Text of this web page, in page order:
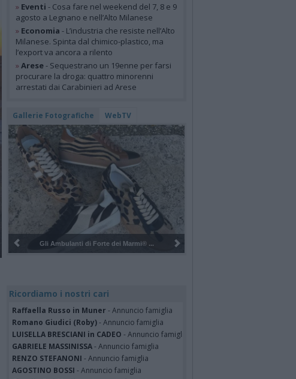
» Eventi - Cosa fare nel weekend del 7, 8 e 9
agosto a Legnano e nell’Alto Milanese
» Economia - L’industria che resiste nell’Alto
Milanese. Spinta dal chimico-plastico, ma
l’export va ancora a rilento
» Arese- Sequestrano un 19enne per farsi
procurare la droga: quattro minorenni
arrestati dai Carabinieri ad Arese
Gallerie Fotografiche WebTV
Pulizia del bosco del Rugareto a ...
Ricordiamo i nostri cari
Raffaella Russo in Muner - Annuncio famiglia
Romano Giudici (Roby)- Annuncio famiglia
LUISELLA BRESCIANI in CADEO - Annuncio famiglia
GABRIELE MASSINISSA- Annuncio famiglia
RENZO STEFANONI - Annuncio famiglia
AGOSTINO BOSSI - Annuncio famiglia